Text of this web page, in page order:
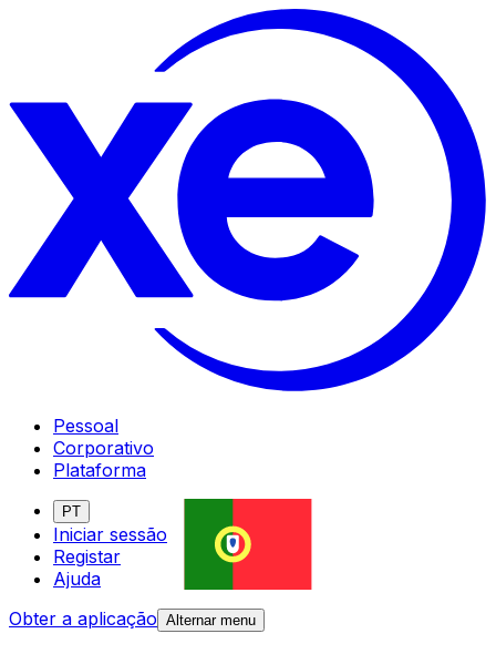
Pessoal
Corporativo
Plataforma
PT
Iniciar sessão
Registar
Ajuda
Obter a aplicação Alternar menu